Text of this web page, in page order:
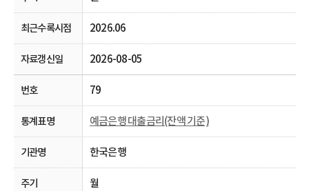
2026.06
2026-08-05
79
예금은행 대출금리(잔액 기준)
한국은행
월